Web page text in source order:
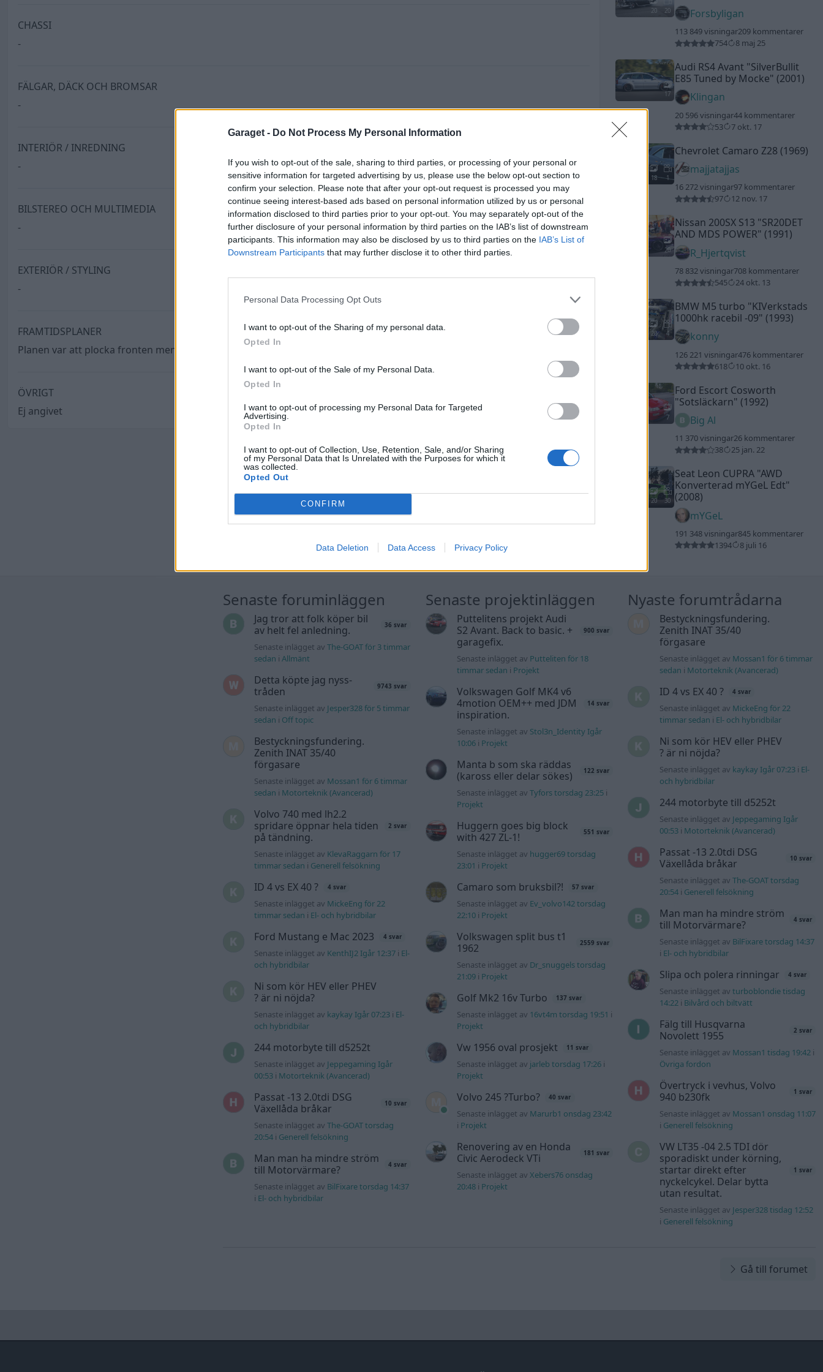
Garaget - Do Not Process My Personal Information
If you wish to opt-out of the sale, sharing to third parties, or processing of your personal or
sensitive information for targeted advertising by us, please use the below opt-out section to
confirm your selection. Please note that after your opt-out request is processed you may
continue seeing interest-based ads based on personal information utilized by us or personal
information disclosed to third parties prior to your opt-out. You may separately opt-out of the
further disclosure of your personal information by third parties on the IAB’s list of downstream
participants. This information may also be disclosed by us to third parties on the IAB’s List of
Downstream Participants that may further disclose it to other third parties.
Personal Data Processing Opt Outs
I want to opt-out of the Sharing of my personal data.
Opted In
I want to opt-out of the Sale of my Personal Data.
Opted In
I want to opt-out of processing my Personal Data for Targeted
Advertising.
Opted In
I want to opt-out of Collection, Use, Retention, Sale, and/or Sharing
of my Personal Data that Is Unrelated with the Purposes for which it
was collected.
Opted Out
CONFIRM
Data Deletion Data Access Privacy Policy
CHASSI
-
FÄLGAR, DÄCK OCH BROMSAR
-
INTERIÖR / INREDNING
-
BILSTEREO OCH MULTIMEDIA
-
EXTERIÖR / STYLING
-
FRAMTIDSPLANER
Planen var att plocka fronten men blir nog att sälja den..
ÖVRIGT
Ej angivet
20 20
Forsbyligan
113 849 visningar209 kommentarer
754
8 maj 25
17
Audi RS4 Avant "SilverBullit
E85 Tuned by Mocke" (2001)
Klingan
20 596 visningar44 kommentarer
53
7 okt. 17
18 1
Chevrolet Camaro Z28 (1969)
majjatajjas
16 272 visningar97 kommentarer
97
12 nov. 17
20
Nissan 200SX S13 "SR20DET
AND MDS POWER" (1991)
R_Hjertqvist
78 832 visningar708 kommentarer
545
24 okt. 13
20 4
BMW M5 turbo "KIVerkstads
1000hk racebil -09" (1993)
konny
126 221 visningar476 kommentarer
618
10 okt. 16
7
Ford Escort Cosworth
"Sotsläckarn" (1992)
Big Al
11 370 visningar26 kommentarer
38
25 jan. 22
20 30
Seat Leon CUPRA "AWD
Konverterad mYGeL Edt"
(2008)
mYGeL
191 348 visningar845 kommentarer
1394
8 juli 16
Senaste foruminläggen
Jag tror att folk köper bil
av helt fel anledning.
36 svar
Senaste inlägget avThe-GOAT för 3 timmar
sedan iAllmänt
Detta köpte jag nyss-
tråden
9743 svar
Senaste inlägget av Jesper328 för 5 timmar
sedan i Off topic
Bestyckningsfundering.
Zenith INAT 35/40
förgasare
Senaste inlägget av Mossan1 för 6 timmar
sedan i Motorteknik (Avancerad)
Volvo 740 med lh2.2
spridare öppnar hela tiden
på tändning.
2 svar
Senaste inlägget av KlevaRaggarn för 17
timmar sedan i Generell felsökning
ID 4 vs EX 40 ? 4 svar
Senaste inlägget av MickeEng för 22
timmar sedan i El- och hybridbilar
Ford Mustang e Mac 2023 4 svar
Senaste inlägget av KenthIJ2 Igår 12:37 i El-
och hybridbilar
Ni som kör HEV eller PHEV
? är ni nöjda?
Senaste inlägget av kaykay Igår 07:23 i El-
och hybridbilar
244 motorbyte till d5252t
Senaste inlägget av Jeppegaming Igår
00:53 i Motorteknik (Avancerad)
Passat -13 2.0tdi DSG
Växellåda bråkar
10 svar
Senaste inlägget avThe-GOAT torsdag
20:54 i Generell felsökning
Man man ha mindre ström
till Motorvärmare?
4 svar
Senaste inlägget av BilFixare torsdag 14:37
i El- och hybridbilar
Senaste projektinläggen
Puttelitens projekt Audi
S2 Avant. Back to basic. +
garagefix.
900 svar
Senaste inlägget av Putteliten för 18
timmar sedan i Projekt
Volkswagen Golf MK4 v6
4motion OEM++ med JDM
inspiration.
14 svar
Senaste inlägget av Stol3n_Identity Igår
10:06i Projekt
Manta b som ska räddas
(kaross eller delar sökes)
122 svar
Senaste inlägget av Tyfors torsdag 23:25i
Projekt
Huggern goes big block
with 427 ZL-1!
551 svar
Senaste inlägget av hugger69 torsdag
23:01 i Projekt
Camaro som bruksbil?! 57 svar
Senaste inlägget av Ev_volvo142 torsdag
22:10i Projekt
Volkswagen split bus t1
1962
2559 svar
Senaste inlägget av Dr_snuggels torsdag
21:09i Projekt
Golf Mk2 16v Turbo 137 svar
Senaste inlägget av 16vt4m torsdag 19:51 i
Projekt
Vw 1956 oval prosjekt 11 svar
Senaste inlägget av jarleb torsdag 17:26i
Projekt
Volvo 245 ?Turbo? 40 svar
Senaste inlägget av Marurb1 onsdag 23:42
i Projekt
Renovering av en Honda
Civic Aerodeck VTi
181 svar
Senaste inlägget av Xebers76 onsdag
20:48i Projekt
Nyaste forumtrådarna
Bestyckningsfundering.
Zenith INAT 35/40
förgasare
Senaste inlägget av Mossan1 för 6 timmar
sedan i Motorteknik (Avancerad)
ID 4 vs EX 40 ? 4 svar
Senaste inlägget av MickeEng för 22
timmar sedan i El- och hybridbilar
Ni som kör HEV eller PHEV
? är ni nöjda?
Senaste inlägget av kaykay Igår 07:23i El-
och hybridbilar
244 motorbyte till d5252t
Senaste inlägget av Jeppegaming Igår
00:53i Motorteknik (Avancerad)
Passat -13 2.0tdi DSG
Växellåda bråkar
10 svar
Senaste inlägget av The-GOAT torsdag
20:54i Generell felsökning
Man man ha mindre ström
till Motorvärmare?
4 svar
Senaste inlägget av BilFixare torsdag 14:37
i El- och hybridbilar
Slipa och polera rinningar 4 svar
Senaste inlägget av turboblondie tisdag
14:22i Bilvård och biltvätt
Fälg till Husqvarna
Novolett 1955
2 svar
Senaste inlägget av Mossan1 tisdag 19:42i
Övriga fordon
Övertryck i vevhus, Volvo
940 b230fk
1 svar
Senaste inlägget av Mossan1 onsdag 11:07
i Generell felsökning
VW LT35 -04 2.5 TDI dör
sporadiskt under körning,
startar direkt efter
nyckelcykel. Delar bytta
utan resultat.
1 svar
Senaste inlägget av Jesper328 tisdag 12:52
i Generell felsökning
Gå till forumet